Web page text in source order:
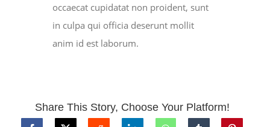
occaecat cupidatat non proident, sunt
in culpa qui officia deserunt mollit
anim id est laborum.
Share This Story, Choose Your Platform!